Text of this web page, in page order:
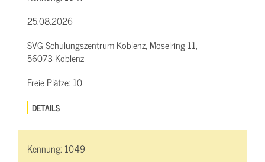
25.08.2026
SVG Schulungszentrum Koblenz, Moselring 11,
56073 Koblenz
Freie Plätze: 10
DETAILS
Kennung: 1049